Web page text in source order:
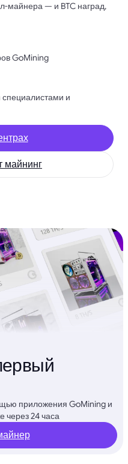
майнера — и BTC наград,
GoMining
и
майнинг
приложения GoMining и
через 24 часа